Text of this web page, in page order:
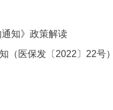
知》政策解读
（医保发〔2022〕22号）